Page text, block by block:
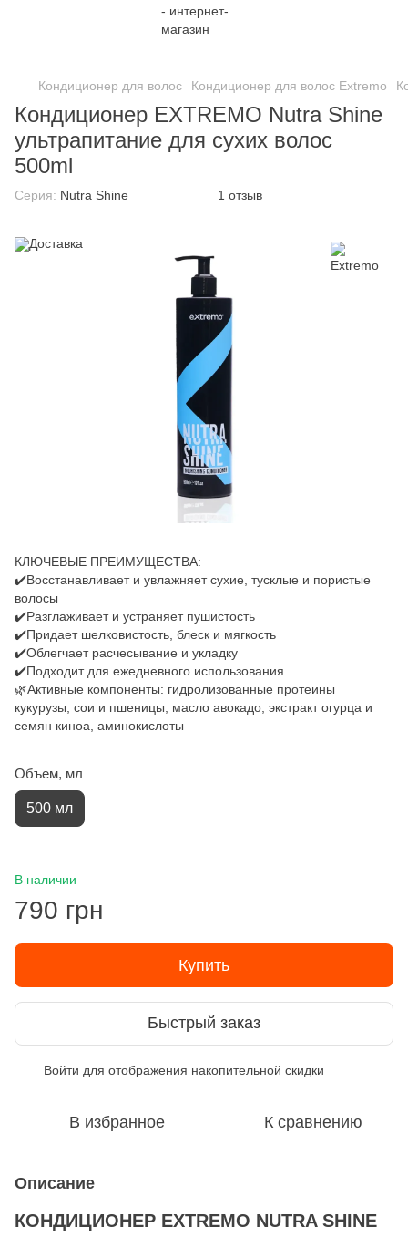
Кондиционер для волос Кондиционер для волос Extremo
Кондиционер EXTREMO Nutra Shine
ультрапитание для сухих волос
500ml
Серия: Nutra Shine 1 отзыв
КЛЮЧЕВЫЕ ПРЕИМУЩЕСТВА:
✔️Восстанавливает и увлажняет сухие, тусклые и пористые
волосы
✔️Разглаживает и устраняет пушистость
✔️Придает шелковистость, блеск и мягкость
✔️Облегчает расчесывание и укладку
✔️Подходит для ежедневного использования
🌿Активные компоненты: гидролизованные протеины
кукурузы, сои и пшеницы, масло авокадо, экстракт огурца и
семян киноа, аминокислоты
Объем, мл
500 мл
В наличии
790 грн
Купить
Быстрый заказ
Войти для отображения накопительной скидки
В избранное К сравнению
Описание
КОНДИЦИОНЕР EXTREMO NUTRA SHINE